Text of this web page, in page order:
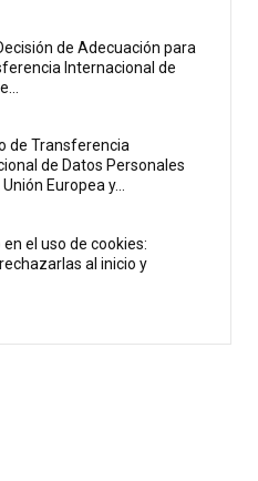
de Adecuación para
Internacional de
de Transferencia
de Datos Personales
Europea y...
el uso de cookies:
al inicio y